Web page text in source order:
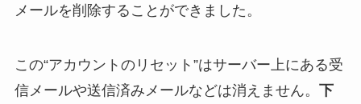
メールを削除することができました。
この“アカウントのリセット”はサーバー上にある受
信メールや送信済みメールなどは消えません。 下